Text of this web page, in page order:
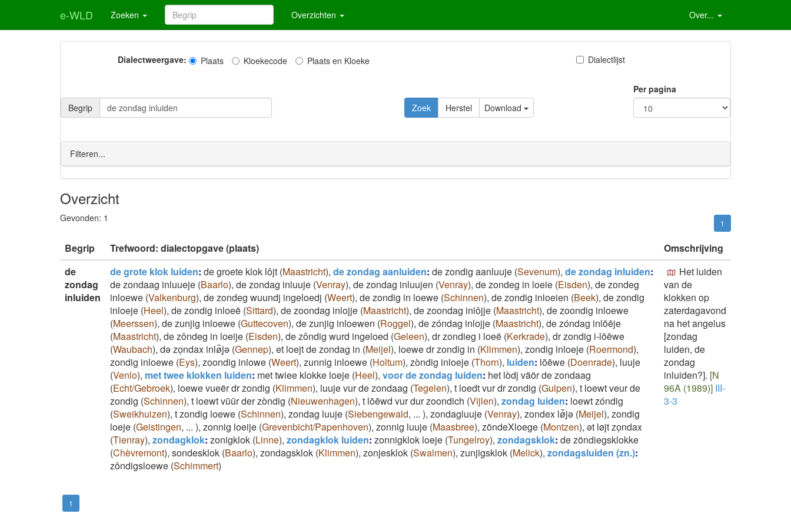
e-WLD Zoeken Overzichten Over...
Dialectweergave: Plaats Kloekecode Plaats en Kloeke Dialectlijst
Begrip Zoek Herstel Download
Per pagina
Filteren...
Overzicht
Gevonden: 1 1
Begrip Trefwoord: dialectopgave (plaats)
Omschrijving
de
zondag
inluiden
de grote klok luiden: de groete klok lôjt (Maastricht), de zondag aanluiden: de zondig aanluuje (Sevenum), de zondag inluiden:
de zondaag inluueje (Baarlo), de zondag inluuje (Venray), de zondag inluujen (Venray), de zondeg in loeie (Eisden), de zondeg
inloewe (Valkenburg), de zondeg wuundj ingeloedj (Weert), de zondig in loewe (Schinnen), de zondig inloeien (Beek), de zondig
inloeje (Heel), de zondig inloeë (Sittard), de zoondag inlojje (Maastricht), de zoondag inlôjje (Maastricht), de zoondig inloewe
(Meerssen), de zunjig inloewe (Guttecoven), de zunjig inloewen (Roggel), de zóndag inlojje (Maastricht), de zóndag inlōēje
(Maastricht), de zôndeg in loeije (Eisden), de zôndig wurd ingeloed (Geleen), dr zondieg i loeë (Kerkrade), dr zondig i-lōēwe
(Waubach), də zoͅndax inlø͂ͅjə (Gennep), et loejt de zondag in (Meijel), loewe dr zondig in (Klimmen), zondig inloeje (Roermond),
zondig inloewe (Eys), zoondig inlowe (Weert), zunnig inloewe (Holtum), zòndig inloeje (Thorn), luiden: lōēwe (Doenrade), luuje
(Venlo), met twee klokken luiden: met twiee klokke loeje (Heel), voor de zondag luiden: het lòdj väör de zondaag
(Echt/Gebroek), loewe vueër dr zondig (Klimmen), luuje vur de zondaag (Tegelen), t loedt vur dr zondig (Gulpen), t loewt veur de
zondig (Schinnen), t loewt vūūr der zòndig (Nieuwenhagen), t lōēwd vur dur zoondich (Vijlen), zondag luiden: loewt zóndig
(Sweikhuizen), t zondig loewe (Schinnen), zondag luuje (Siebengewald, ... ), zondagluuje (Venray), zondex lø͂ͅjə (Meijel), zondig
loeje (Geistingen, ... ), zonnig loeije (Grevenbicht/Papenhoven), zonnig luuje (Maasbree), zōndeXloege (Montzen), ət løjt zoͅndax
(Tienray), zondagklok: zonigklok (Linne), zondagklok luiden: zonnigklok loeje (Tungelroy), zondagsklok: de zöndiegsklokke
(Chèvremont), sondesklok (Baarlo), zondagsklok (Klimmen), zonjesklok (Swalmen), zunjigsklok (Melick), zondagsluiden (zn.):
zôndigsloewe (Schimmert)
Het luiden
van de
klokken op
zaterdagavond
na het angelus
[zondag
luiden, de
zondag
inluiden?]. [N
96A (1989)] III-
3-3
1